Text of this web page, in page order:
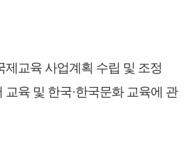
제교육 사업계획 수립 및 조정
육 및 한국·한국문화 교육에 관